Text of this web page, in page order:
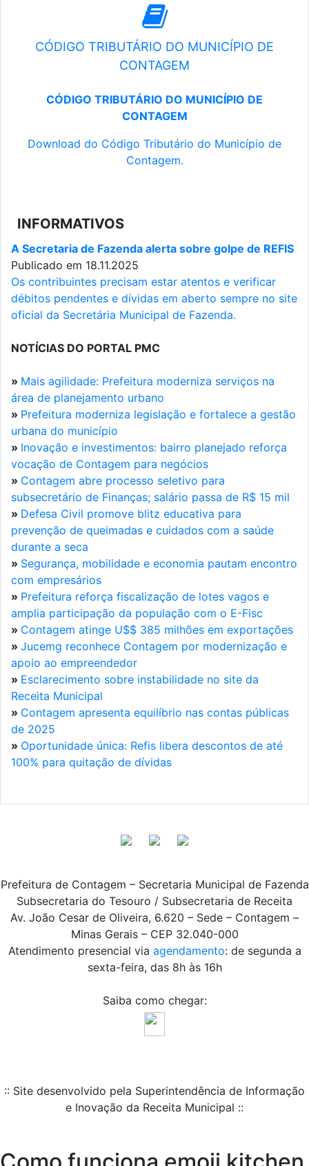
CÓDIGO TRIBUTÁRIO DO MUNICÍPIO DE
CONTAGEM
CÓDIGO TRIBUTÁRIO DO MUNICÍPIO DE
CONTAGEM
Download do Código Tributário do Município de
Contagem.
INFORMATIVOS
A Secretaria de Fazenda alerta sobre golpe de REFIS
Publicado em 18.11.2025
Os contribuintes precisam estar atentos e verificar
débitos pendentes e dívidas em aberto sempre no site
oficial da Secretária Municipal de Fazenda.
NOTÍCIAS DO PORTAL PMC
» Mais agilidade: Prefeitura moderniza serviços na
área de planejamento urbano
» Prefeitura moderniza legislação e fortalece a gestão
urbana do município
» Inovação e investimentos: bairro planejado reforça
vocação de Contagem para negócios
» Contagem abre processo seletivo para
subsecretário de Finanças; salário passa de R$ 15 mil
» Defesa Civil promove blitz educativa para
prevenção de queimadas e cuidados com a saúde
durante a seca
» Segurança, mobilidade e economia pautam encontro
com empresários
» Prefeitura reforça fiscalização de lotes vagos e
amplia participação da população com o E-Fisc
» Contagem atinge U$$ 385 milhões em exportações
» Jucemg reconhece Contagem por modernização e
apoio ao empreendedor
» Esclarecimento sobre instabilidade no site da
Receita Municipal
» Contagem apresenta equilíbrio nas contas públicas
de 2025
» Oportunidade única: Refis libera descontos de até
100% para quitação de dívidas
Prefeitura de Contagem – Secretaria Municipal de Fazenda
Subsecretaria do Tesouro / Subsecretaria de Receita
Av. João Cesar de Oliveira, 6.620 – Sede – Contagem –
Minas Gerais – CEP 32.040-000
Atendimento presencial via agendamento: de segunda a
sexta-feira, das 8h às 16h
Saiba como chegar:
:: Site desenvolvido pela Superintendência de Informação
e Inovação da Receita Municipal ::